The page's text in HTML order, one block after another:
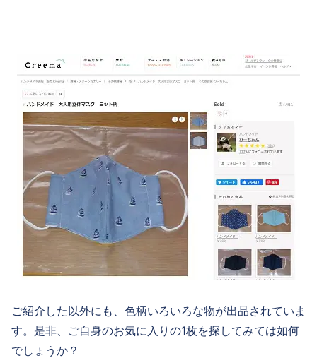
ご紹介した以外にも、色柄いろいろな物が出品されていま
す。是非、ご自身のお気に入りの1枚を探してみては如何
でしょうか？